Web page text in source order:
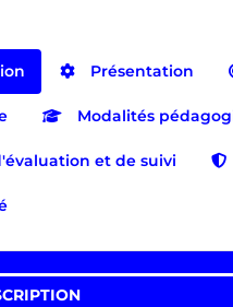
Présentation
Modalités
et de suivi